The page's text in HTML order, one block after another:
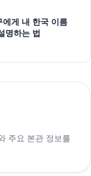
에게 내 한국 이름
명하는 법
주요 본관 정보를